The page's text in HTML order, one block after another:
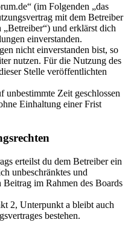
(im Folgenden „das
mit dem Betreiber
und erklärst dich
einverstanden.
nicht einverstanden bist, so
nutzen. Für die Nutzung des
Stelle veröffentlichten
Zeit geschlossen
Einhaltung einer Frist
erteilst du dem Betreiber ein
unbeschränktes und
im Rahmen des Boards
2, Unterpunkt a bleibt auch
bestehen.